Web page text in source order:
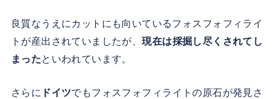
良質なうえにカットにも向いているフォスフォフィライ
トが産出されていましたが、現在は採掘し尽くされてし
まったといわれています。
さらに ドイツでもフォスフォフィライトの原石が発見さ